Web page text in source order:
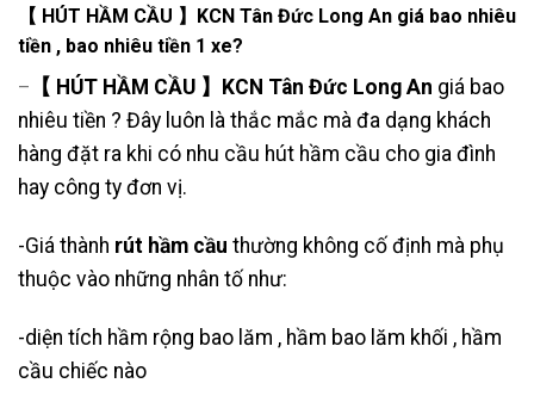
【 HÚT HẦM CẦU 】KCN Tân Đức Long An giá bao nhiêu
tiền , bao nhiêu tiền 1 xe?
– 【 HÚT HẦM CẦU 】KCN Tân Đức Long An giá bao
nhiêu tiền ? Đây luôn là thắc mắc mà đa dạng khách
hàng đặt ra khi có nhu cầu hút hầm cầu cho gia đình
hay công ty đơn vị.
-Giá thành rút hầm cầu thường không cố định mà phụ
thuộc vào những nhân tố như:
-diện tích hầm rộng bao lăm , hầm bao lăm khối , hầm
cầu chiếc nào